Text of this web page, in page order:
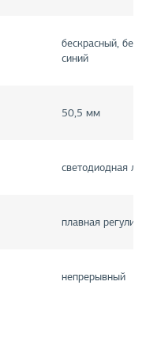
бескрасный,
синий
50,5 мм
светодиодная
плавная
непрерывный